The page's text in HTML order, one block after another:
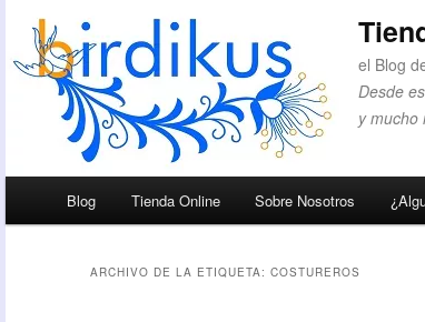
el Blog
Desde
y mucho
Ir al contenido principal
Ir al contenido secundario
Blog Tienda Online Sobre Nosotros
ARCHIVO DE LA ETIQUETA: COSTUREROS